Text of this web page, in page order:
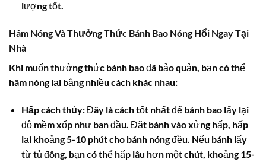
lượng tốt.
Hâm Nóng Và Thưởng Thức Bánh Bao Nóng Hổi Ngay Tại
Nhà
Khi muốn thưởng thức bánh bao đã bảo quản, bạn có thể
hâm nóng lại bằng nhiều cách khác nhau:
Hấp cách thủy:Đây là cách tốt nhất để bánh bao lấy lại
độ mềm xốp như ban đầu. Đặt bánh vào xửng hấp, hấp
lại khoảng 5-10 phút cho bánh nóng đều. Nếu bánh lấy
từ tủ đông, bạn có thể hấp lâu hơn một chút, khoảng 15-